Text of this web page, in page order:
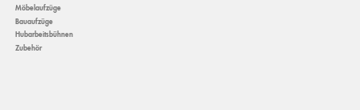
Möbelaufzüge
Bauaufzüge
Hubarbeitsbühnen
Zubehör